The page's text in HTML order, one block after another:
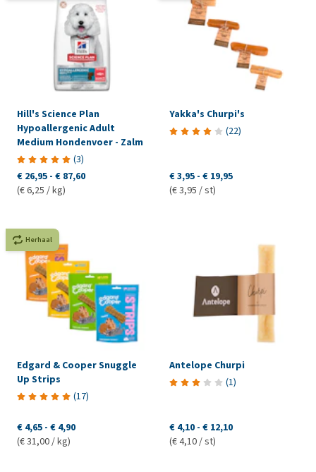
Hill's Science Plan
Hypoallergenic Adult
Medium Hondenvoer - Zalm
(3)
€ 26,95 - € 87,60
(€ 6,25 / kg)
Yakka's Churpi's
(22)
€ 3,95 - € 19,95
(€ 3,95 / st)
Herhaal
Edgard & Cooper Snuggle
Up Strips
(17)
€ 4,65 - € 4,90
(€ 31,00 / kg)
Antelope Churpi
(1)
€ 4,10 - € 12,10
(€ 4,10 / st)